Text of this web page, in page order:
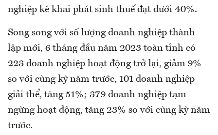
nghiệp kê khai phát sinh thuế đạt dưới 40%.
Song song với số lượng doanh nghiệp thành
lập mới, 6 tháng đầu năm 2023 toàn tỉnh có
223 doanh nghiệp hoạt động trở lại, giảm 9%
so với cùng kỳ năm trước, 101 doanh nghiệp
giải thể, tăng 51%; 379 doanh nghiệp tạm
ngừng hoạt động, tăng 23% so với cùng kỳ năm
trước.